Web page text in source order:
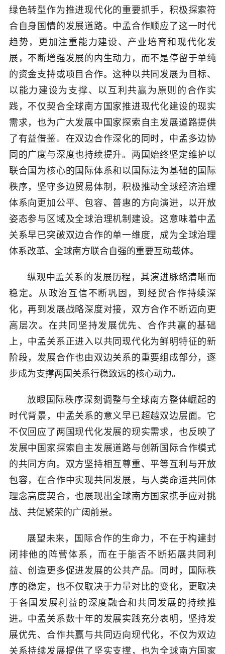
绿色转型作为推进现代化的重要抓手，积极探索符
合自身国情的发展道路。中孟合作顺应了这一时代
趋势，更加注重能力建设、产业培育和现代化发
展，不断增强发展的内生动力，而不是停留于单纯
的资金支持或项目合作。这种以共同发展为目标、
以能力建设为支撑、以互利共赢为原则的合作实
践，不仅契合全球南方国家推进现代化建设的现实
需求，也为广大发展中国家探索自主发展道路提供
了有益借鉴。在双边合作深化的同时，中孟多边协
同的广度与深度也持续提升。两国始终坚定维护以
联合国为核心的国际体系和以国际法为基础的国际
秩序，坚守多边贸易体制，积极推动全球经济治理
体系向更加公平、包容、普惠的方向演进，以开放
姿态参与区域及全球治理机制建设。这意味着中孟
关系早已突破双边合作的单一维度，成为全球治理
体系改革、全球南方联合自强的重要互动载体。
纵观中孟关系的发展历程，其演进脉络清晰而
稳定。从政治互信不断巩固，到经贸合作持续深
化，再到发展战略深度对接，双方合作不断迈向更
高层次。在共同坚持发展优先、合作共赢的基础
上，中孟关系正进入以共同现代化为鲜明特征的新
阶段，发展合作也由双边关系的重要组成部分，逐
步成为支撑两国关系行稳致远的核心动力。
放眼国际秩序深刻调整与全球南方整体崛起的
时代背景，中孟关系的意义早已超越双边层面。它
不仅回应了两国现代化发展的现实需求，也反映了
发展中国家探索自主发展道路与创新国际合作模式
的共同方向。双方坚持相互尊重、平等互利与开放
包容，在合作中实现共同发展，与人类命运共同体
理念高度契合，也展现出全球南方国家携手应对挑
战、共促繁荣的广阔前景。
展望未来，国际合作的生命力，不在于构建封
闭排他的阵营体系，而在于能否不断拓展共同利
益、创造更多促进发展的公共产品。同时，国际秩
序的稳定，也不仅取决于力量对比的变化，更取决
于各国发展利益的深度融合和共同发展的持续推
进。中孟关系数十年的发展实践充分表明，坚持发
展优先、合作共赢与共同迈向现代化，不仅为双边
关系持续发展提供了坚实支撑，也为全球南方国家